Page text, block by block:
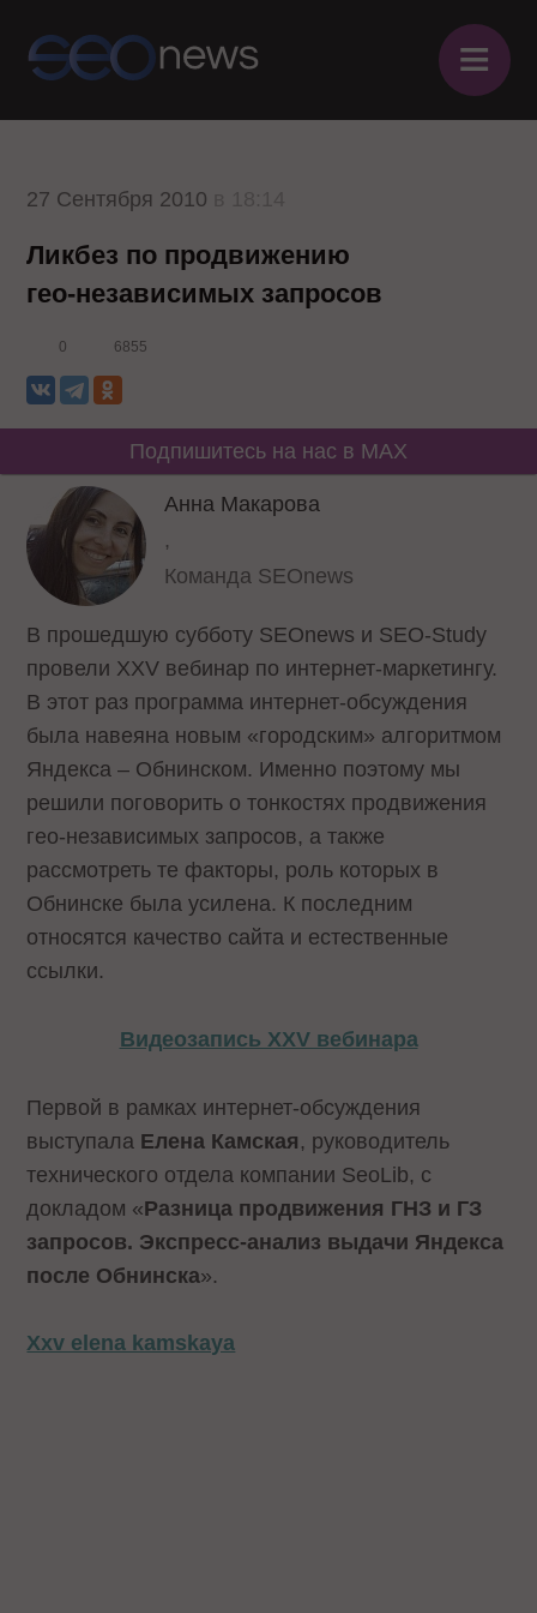
≡
27 Сентября 2010
Ликбез по продвижению
гео-независимых запросов
0 6855
Подпишитесь на нас в MAX
Анна Макарова
,
Команда SEOnews
В прошедшую субботу SEOnews и SEO-Study
провели XXV вебинар по интернет-маркетингу.
В этот раз программа интернет-обсуждения
была навеяна новым «городским» алгоритмом
Яндекса – Обнинском. Именно поэтому мы
решили поговорить о тонкостях продвижения
гео-независимых запросов, а также
рассмотреть те факторы, роль которых в
Обнинске была усилена. К последним
относятся качество сайта и естественные
ссылки.
Видеозапись XXV вебинара
Первой в рамках интернет-обсуждения
выступала Елена Камская , руководитель
технического отдела компании SeoLib, с
докладом «Разница продвижения ГНЗ и ГЗ
запросов. Экспресс-анализ выдачи Яндекса
после Обнинска».
Xxv elena kamskaya